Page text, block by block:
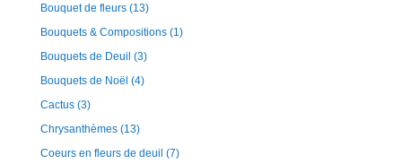
Bouquet de fleurs (13)
Bouquets & Compositions (1)
Bouquets de Deuil (3)
Bouquets de Noël (4)
Cactus (3)
Chrysanthèmes (13)
Coeurs en fleurs de deuil (7)